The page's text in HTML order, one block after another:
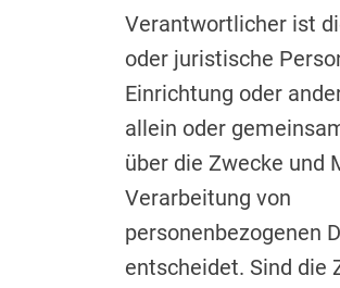
Verantwortlicher ist
oder juristische
Einrichtung oder
allein oder
über die Zwecke und
Verarbeitung von
personenbezogenen
entscheidet. Sind die